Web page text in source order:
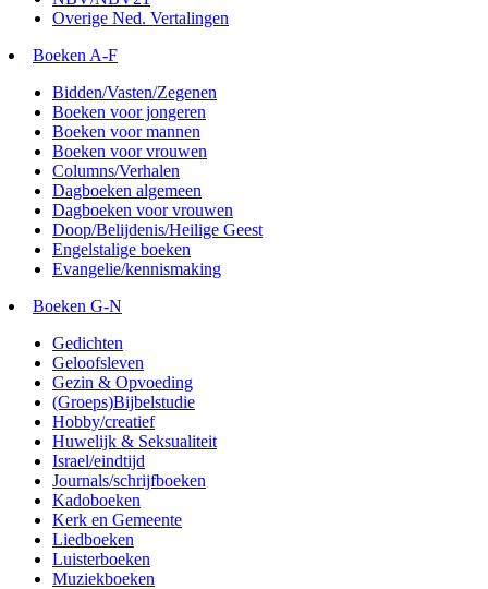
Overige Ned. Vertalingen
Boeken A-F
Bidden/Vasten/Zegenen
Boeken voor jongeren
Boeken voor mannen
Boeken voor vrouwen
Columns/Verhalen
Dagboeken algemeen
Dagboeken voor vrouwen
Doop/Belijdenis/Heilige Geest
Engelstalige boeken
Evangelie/kennismaking
Boeken G-N
Gedichten
Geloofsleven
Gezin & Opvoeding
(Groeps)Bijbelstudie
Hobby/creatief
Huwelijk & Seksualiteit
Israel/eindtijd
Journals/schrijfboeken
Kadoboeken
Kerk en Gemeente
Liedboeken
Luisterboeken
Muziekboeken